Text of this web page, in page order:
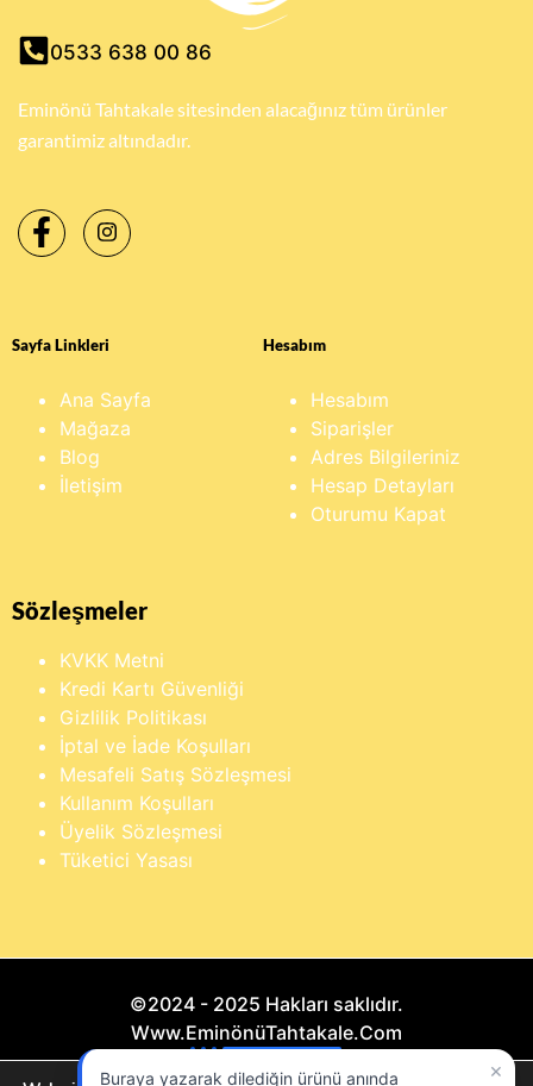
0533 638 00 86
Eminönü Tahtakale sitesinden alacağınız tüm ürünler
garantimiz altındadır.
Sayfa Linkleri
Ana Sayfa
Mağaza
Blog
İletişim
Hesabım
Hesabım
Siparişler
Adres Bilgileriniz
Hesap Detayları
Oturumu Kapat
Sözleşmeler
KVKK Metni
Kredi Kartı Güvenliği
Gizlilik Politikası
İptal ve İade Koşulları
Mesafeli Satış Sözleşmesi
Kullanım Koşulları
Üyelik Sözleşmesi
Tüketici Yasası
©2024 - 2025 Hakları saklıdır.
Www.EminönüTahtakale.Com
×
Buraya yazarak dilediğin ürünü anında